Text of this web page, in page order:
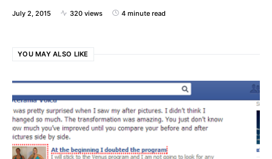
July 2, 2015 320 views 4 minute read
YOU MAY ALSO LIKE